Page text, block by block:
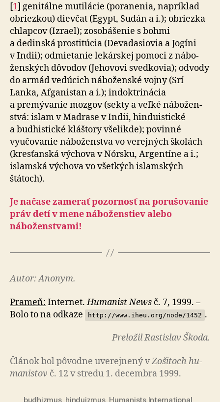
[1] genitálne mutilácie (poranenia, napríklad
obriezkou) dievčat (Egypt, Sudán a i.); obriezka
chlapcov (Izrael); zo­so­bá­še­nie s bohmi
a dedinská prostitúcia (Devadasiovia a Jogíni
v Indii); odmietanie lekárskej pomoci z ná­bo­
žen­ských dôvodov (Jehovovi svedkovia); odvody
do armád vedúcich náboženské vojny (Srí
Lanka, Afganistan a i.); indoktrinácia
a premývanie mozgov (sekty a veľ­ké ná­bo­žen­
stvá: islam v Madrase v Indii, hinduistické
a bud­his­tic­ké kláštory všelikde); povinné
vyučovanie náboženstva vo verejných školách
(kresťanská výchova v Nórsku, Ar­gen­tí­ne a i.;
islamská výchova vo všetkých islamských
štátoch).
Je načase zamerať pozornosť na porušovanie
práv detí v mene náboženstiev alebo
náboženstvami!
Autor: Anonym.
Prameň: Internet.Humanist News č. 7, 1999. –
Bolo to na odkaze
http://www.iheu.org/node/1452 .
Preložil Rastislav Škoda.
Článok bol pô­vod­ne uve­rej­ne­ný vZo­ši­toch hu­
ma­nis­tov č. 12 v stredu 1. decembra 1999.
budhizmus, hinduizmus, Humanists International